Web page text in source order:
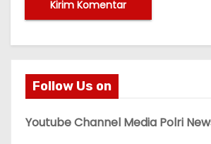
Follow Us on
Youtube Channel Media Polri